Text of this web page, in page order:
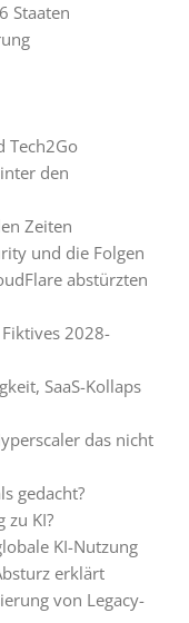
Staaten
Tech2Go
den
Zeiten
und die Folgen
abstürzten
2028-
SaaS-Kollaps
das nicht
gedacht?
zu KI?
KI-Nutzung
erklärt
von Legacy-